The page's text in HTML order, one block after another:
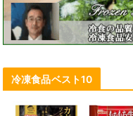
冷凍食品ベスト10